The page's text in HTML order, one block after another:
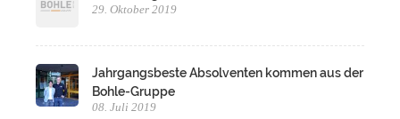
29. Oktober 2019
Jahrgangsbeste Absolventen kommen aus der
Bohle-Gruppe
08. Juli 2019